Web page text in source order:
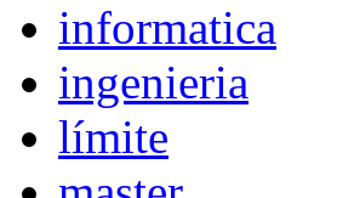
informatica
ingenieria
límite